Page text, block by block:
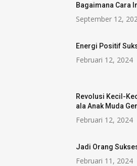
Bagaimana Cara
September 12,
Energi Positif
Februari 12, 2024
Revolusi Kecil-
ala Anak Muda
Februari 12, 2024
Jadi Orang
Februari 11, 2024